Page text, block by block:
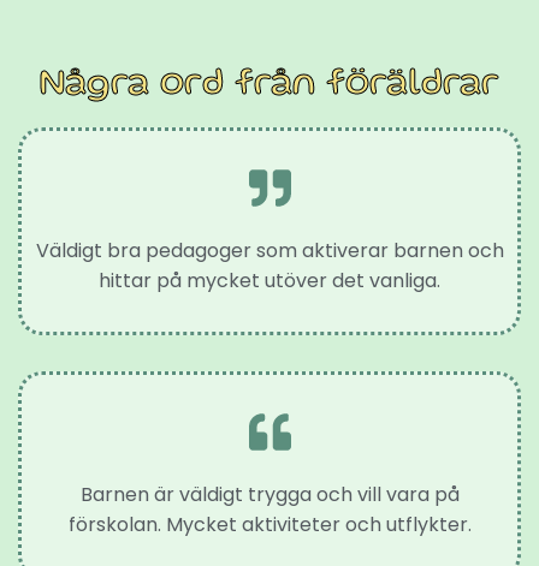
Några ord från föräldrar
Väldigt bra pedagoger som aktiverar barnen och
hittar på mycket utöver det vanliga.
Barnen är väldigt trygga och vill vara på
förskolan. Mycket aktiviteter och utflykter.